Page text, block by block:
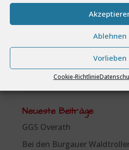
Ablehnen
Vorlieben
Cookie-Richtlinie
Neueste Beiträge
GGS Overath
Bei den Burgauer